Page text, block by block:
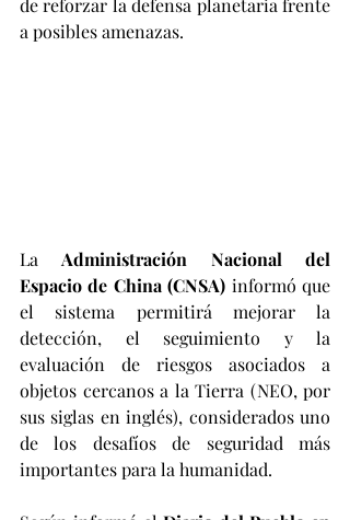
de reforzar la defensa planetaria frente
a posibles amenazas.
La Administración Nacional del
Espacio de China (CNSA) informó que
el sistema permitirá mejorar la
detección, el seguimiento y la
evaluación de riesgos asociados a
objetos cercanos a la Tierra (NEO, por
sus siglas en inglés), considerados uno
de los desafíos de seguridad más
importantes para la humanidad.